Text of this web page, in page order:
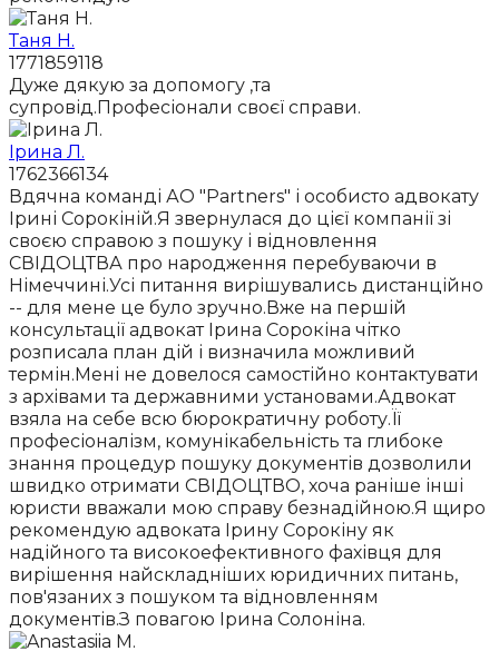
Таня Н.
1771859118
Дуже дякую за допомогу ,та
супровід.Професіонали своєї справи.
Ірина Л.
1762366134
Вдячна команді АО "Partners" і особисто адвокату
Ірині Сорокіній.Я звернулася до цієї компанії зі
своєю справою з пошуку і відновлення
СВІДОЦТВА про народження перебуваючи в
Німеччині.Усі питання вирішувались дистанційно
-- для мене це було зручно.Вже на першій
консультації адвокат Ірина Сорокіна чітко
розписала план дій і визначила можливий
термін.Мені не довелося самостійно контактувати
з архівами та державними установами.Адвокат
взяла на себе всю бюрократичну роботу.Її
професіоналізм, комунікабельність та глибоке
знання процедур пошуку документів дозволили
швидко отримати СВІДОЦТВО, хоча раніше інші
юристи вважали мою справу безнадійною.Я щиро
рекомендую адвоката Ірину Сорокіну як
надійного та високоефективного фахівця для
вирішення найскладніших юридичних питань,
пов'язаних з пошуком та відновленням
документів.З повагою Ірина Солоніна.